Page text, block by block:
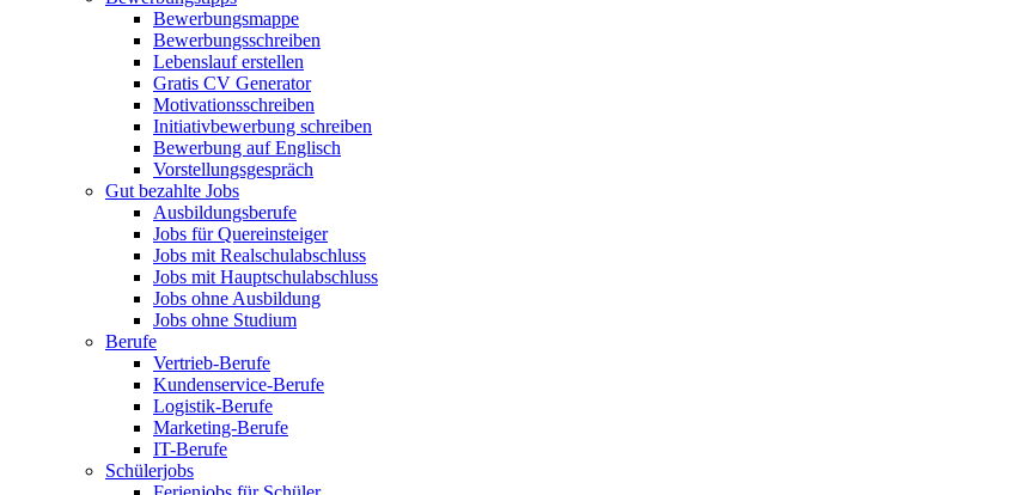
Bewerbungsmappe
Bewerbungsschreiben
Lebenslauf erstellen
Gratis CV Generator
Motivationsschreiben
Initiativbewerbung schreiben
Bewerbung auf Englisch
Vorstellungsgespräch
Gut bezahlte Jobs
Ausbildungsberufe
Jobs für Quereinsteiger
Jobs mit Realschulabschluss
Jobs mit Hauptschulabschluss
Jobs ohne Ausbildung
Jobs ohne Studium
Berufe
Vertrieb-Berufe
Kundenservice-Berufe
Logistik-Berufe
Marketing-Berufe
IT-Berufe
Schülerjobs